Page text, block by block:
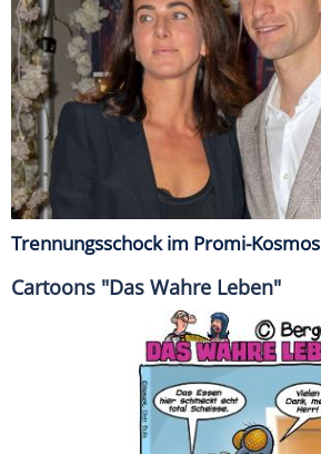
Trennungsschock im Promi-Kosmos
Cartoons "Das Wahre Leben"